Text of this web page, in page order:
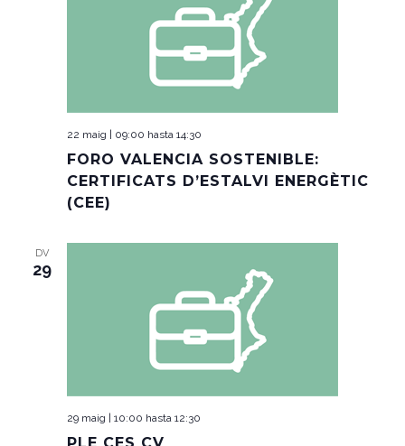
22 maig | 09:00 hasta 14:30
FORO VALENCIA SOSTENIBLE:
CERTIFICATS D’ESTALVI ENERGÈTIC
(CEE)
DV
29
29 maig | 10:00 hasta 12:30